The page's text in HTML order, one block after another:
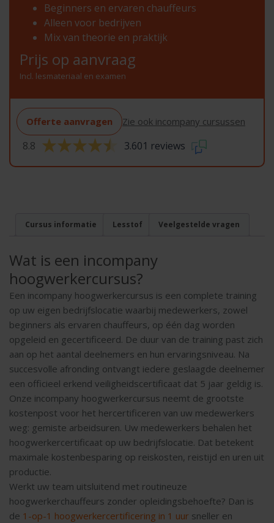
Beginners en ervaren chauffeurs
Alleen voor bedrijven
Mix van theorie en praktijk
Prijs op aanvraag
Incl. lesmateriaal en examen
Offerte aanvragen Zie ook incompany cursussen
8.8 3.601 reviews
Cursus informatie Lesstof Veelgestelde vragen
Wat is een incompany
hoogwerkercursus?
Een incompany hoogwerkercursus is een complete training
op uw eigen bedrijfslocatie waarbij medewerkers, zowel
beginners als ervaren chauffeurs, op één dag worden
opgeleid en gecertificeerd. De duur van de training past zich
aan op het aantal deelnemers en hun ervaringsniveau. Na
succesvolle afronding ontvangt iedere geslaagde deelnemer
een officieel erkend veiligheidscertificaat dat 5 jaar geldig is.
Onze incompany hoogwerkercursus neemt de grootste
kostenpost voor het hercertificeren van uw medewerkers
weg: gemiste arbeidsuren. Uw medewerkers behalen het
hoogwerkercertificaat op uw bedrijfslocatie. Dat betekent
maximale kostenbesparing op reiskosten, reistijd en uren uit
productie.
Werkt uw team uitsluitend met routineuze
hoogwerkerchauffeurs zonder opleidingsbehoefte? Dan is
de 1-op-1 hoogwerkercertificering in 1 uur sneller en